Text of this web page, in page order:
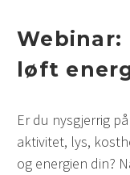
Webinar:
løft
Er du nysgjerrig
aktivitet, lys,
og energien din?